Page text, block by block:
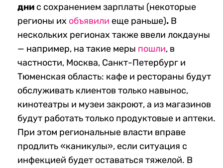
дни с сохранением зарплаты (некоторые
регионы их объявили еще раньше). В
нескольких регионах также ввели локдауны
— например, на такие меры пошли, в
частности, Москва, Санкт-Петербург и
Тюменская область: кафе и рестораны будут
обслуживать клиентов только навынос,
кинотеатры и музеи закроют, а из магазинов
будут работать только продуктовые и аптеки.
При этом региональные власти вправе
продлить «каникулы», если ситуация с
инфекцией будет оставаться тяжелой. В